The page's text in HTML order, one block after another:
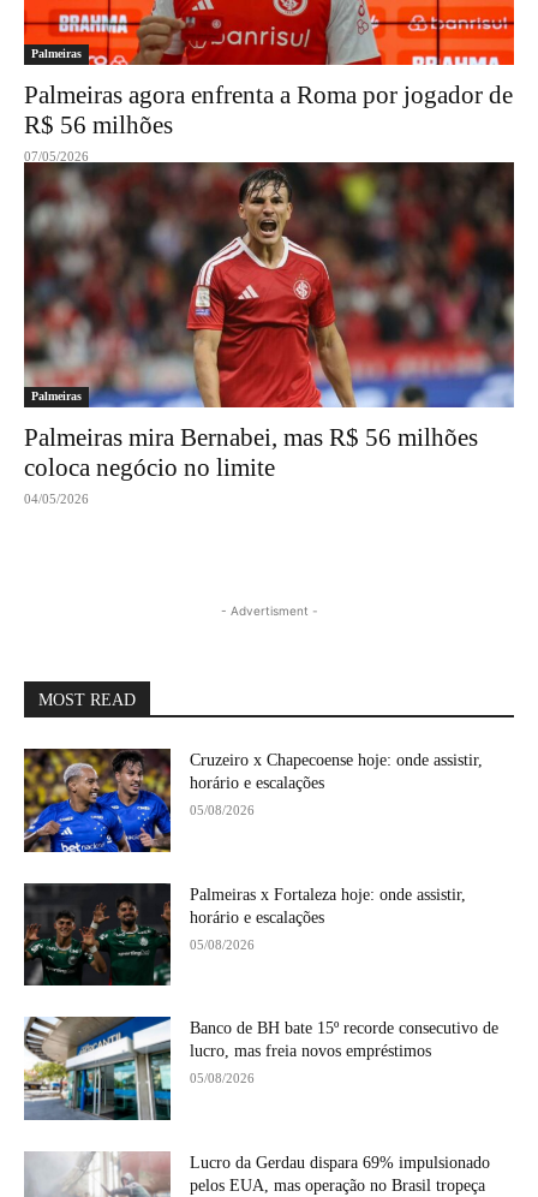
Palmeiras
Palmeiras agora enfrenta a Roma por jogador de
R$ 56 milhões
07/05/2026
Palmeiras
Palmeiras mira Bernabei, mas R$ 56 milhões
coloca negócio no limite
04/05/2026
- Advertisment -
MOST READ
Cruzeiro x Chapecoense hoje: onde assistir,
horário e escalações
05/08/2026
Palmeiras x Fortaleza hoje: onde assistir,
horário e escalações
05/08/2026
Banco de BH bate 15º recorde consecutivo de
lucro, mas freia novos empréstimos
05/08/2026
Lucro da Gerdau dispara 69% impulsionado
pelos EUA, mas operação no Brasil tropeça